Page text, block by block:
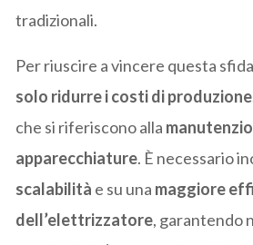
tradizionali.
Per riuscire a vincere questa
solo ridurre i costi di produzione
che si riferiscono alla
apparecchiature. È necessario
scalabilità e su una maggiore
dell’elettrizzatore, garantendo